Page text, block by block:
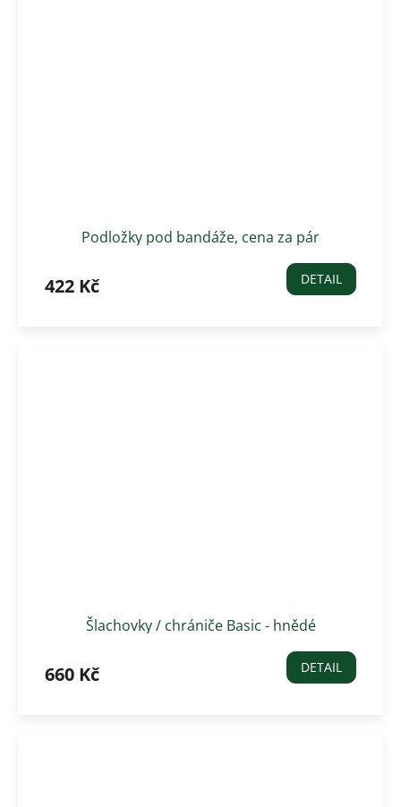
Podložky pod bandáže, cena za pár
422 Kč DETAIL
Šlachovky / chrániče Basic - hnědé
660 Kč DETAIL